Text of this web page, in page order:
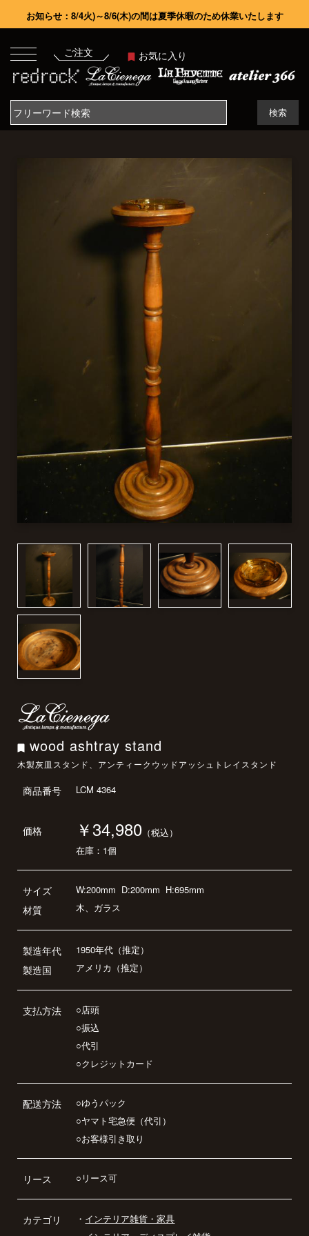
お知らせ：8/4火)～8/6(木)の間は夏季休暇のため休業いたします
ご注文 お気に入り
検索
wood ashtray stand
木製灰皿スタンド、アンティークウッドアッシュトレイスタンド
商品番号 LCM 4364
価格 ￥34,980 （税込）
在庫：1個
サイズ
材質
W:200mm D:200mm H:695mm
木、ガラス
製造年代
製造国
1950年代（推定）
アメリカ（推定）
支払方法
○店頭
○振込
○代引
○クレジットカード
配送方法
○ゆうパック
○ヤマト宅急便（代引）
○お客様引き取り
リース ○リース可
カテゴリ ・ インテリア雑貨・家具